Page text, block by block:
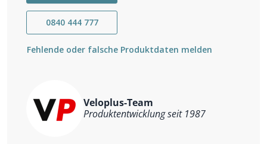
Position beträgt jeweils 45°.
Tragkraft bis 40kg
Gewicht 5.8kg
Klappbar
Zubehör
0840 444 777
Fehlende oder falsche Produktdaten melden
Veloplus-Team
Produktentwicklung seit 1987